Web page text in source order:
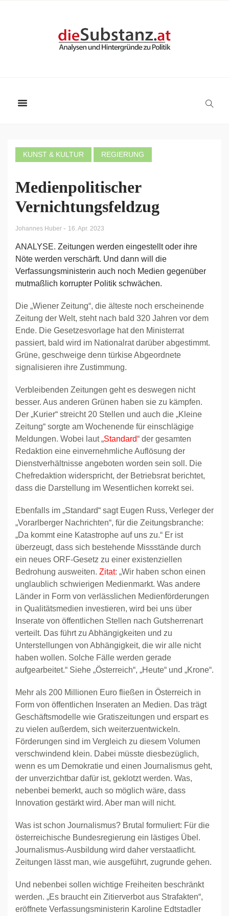
KUNST & KULTUR REGIERUNG
Medienpolitischer
Vernichtungsfeldzug
Johannes Huber - 16. Apr. 2023
ANALYSE. Zeitungen werden eingestellt oder ihre
Nöte werden verschärft. Und dann will die
Verfassungsministerin auch noch Medien gegenüber
mutmaßlich korrupter Politik schwächen.
Die „Wiener Zeitung“, die älteste noch erscheinende
Zeitung der Welt, steht nach bald 320 Jahren vor dem
Ende. Die Gesetzesvorlage hat den Ministerrat
passiert, bald wird im Nationalrat darüber abgestimmt.
Grüne, geschweige denn türkise Abgeordnete
signalisieren ihre Zustimmung.
Verbleibenden Zeitungen geht es deswegen nicht
besser. Aus anderen Grünen haben sie zu kämpfen.
Der „Kurier“ streicht 20 Stellen und auch die „Kleine
Zeitung“ sorgte am Wochenende für einschlägige
Meldungen. Wobei laut „Standard“ der gesamten
Redaktion eine einvernehmliche Auflösung der
Dienstverhältnisse angeboten worden sein soll. Die
Chefredaktion widerspricht, der Betriebsrat berichtet,
dass die Darstellung im Wesentlichen korrekt sei.
Ebenfalls im „Standard“ sagt Eugen Russ, Verleger der
„Vorarlberger Nachrichten“, für die Zeitungsbranche:
„Da kommt eine Katastrophe auf uns zu.“ Er ist
überzeugt, dass sich bestehende Missstände durch
ein neues ORF-Gesetz zu einer existenziellen
Bedrohung ausweiten. Zitat: „Wir haben schon einen
unglaublich schwierigen Medienmarkt. Was andere
Länder in Form von verlässlichen Medienförderungen
in Qualitätsmedien investieren, wird bei uns über
Inserate von öffentlichen Stellen nach Gutsherrenart
verteilt. Das führt zu Abhängigkeiten und zu
Unterstellungen von Abhängigkeit, die wir alle nicht
haben wollen. Solche Fälle werden gerade
aufgearbeitet.“ Siehe „Österreich“, „Heute“ und „Krone“.
Mehr als 200 Millionen Euro fließen in Österreich in
Form von öffentlichen Inseraten an Medien. Das trägt
Geschäftsmodelle wie Gratiszeitungen und erspart es
zu vielen außerdem, sich weiterzuentwickeln.
Förderungen sind im Vergleich zu diesem Volumen
verschwindend klein. Dabei müsste diesbezüglich,
wenn es um Demokratie und einen Journalismus geht,
der unverzichtbar dafür ist, geklotzt werden. Was,
nebenbei bemerkt, auch so möglich wäre, dass
Innovation gestärkt wird. Aber man will nicht.
Was ist schon Journalismus? Brutal formuliert: Für die
österreichische Bundesregierung ein lästiges Übel.
Journalismus-Ausbildung wird daher verstaatlicht.
Zeitungen lässt man, wie ausgeführt, zugrunde gehen.
Und nebenbei sollen wichtige Freiheiten beschränkt
werden. „Es braucht ein Zitierverbot aus Strafakten“,
eröffnete Verfassungsministerin Karoline Edtstadler